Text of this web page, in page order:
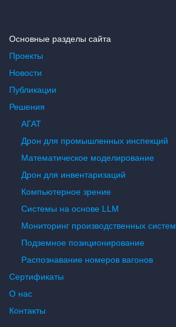
Основные разделы сайта
Проекты
Новости
Публикации
Решения
АГАТ
Дрон для промышленных инспекций
Математическое моделирование
Дрон для инвентаризаций
Компьютерное зрение
Системы на основе LLM
Мониторинг производственных систем
Подземное позиционирование
Распознавание номеров вагонов
Сертификаты
О нас
Контакты